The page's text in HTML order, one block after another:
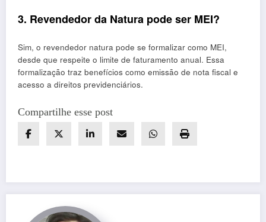
3. Revendedor da Natura pode ser MEI?
Sim, o revendedor natura pode se formalizar como MEI,
desde que respeite o limite de faturamento anual. Essa
formalização traz benefícios como emissão de nota fiscal e
acesso a direitos previdenciários.
Compartilhe esse post